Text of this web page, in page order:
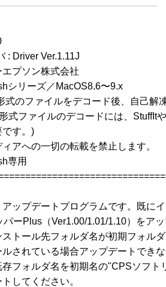
: Driver Ver.1.11J
エプソン株式会社
シリーズ／MacOS8.6〜9.x
式のファイルをデコード後、自己解
ルのデコードには、StuffItや
。)
アへの一切の転載を禁止します。
専用
プデートプログラムです。既にイ
Plus（Ver1.00/1.01/1.10）をアッ
ル先フォルダ名が初期フォルダ
いる場合アップデートできな
ダ名を初期名の"CPSソフトリ
ください。